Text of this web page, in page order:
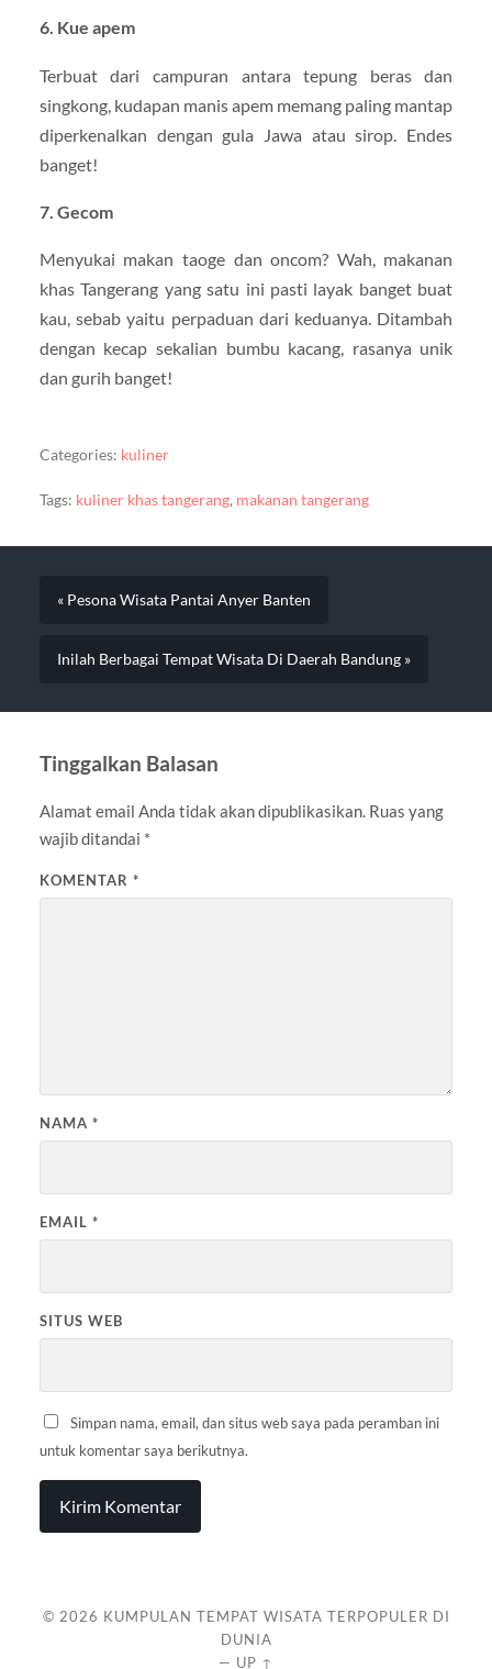
6. Kue apem
Terbuat dari campuran antara tepung beras dan
singkong, kudapan manis apem memang paling mantap
diperkenalkan dengan gula Jawa atau sirop. Endes
banget!
7. Gecom
Menyukai makan taoge dan oncom? Wah, makanan
khas Tangerang yang satu ini pasti layak banget buat
kau, sebab yaitu perpaduan dari keduanya. Ditambah
dengan kecap sekalian bumbu kacang, rasanya unik
dan gurih banget!
Categories: kuliner
Tags: kuliner khas tangerang, makanan tangerang
« Pesona Wisata Pantai Anyer Banten
Inilah Berbagai Tempat Wisata Di Daerah Bandung »
Tinggalkan Balasan
Alamat email Anda tidak akan dipublikasikan. Ruas yang
wajib ditandai *
KOMENTAR *
NAMA *
EMAIL *
SITUS WEB
Simpan nama, email, dan situs web saya pada peramban ini
untuk komentar saya berikutnya.
© 2026 KUMPULAN TEMPAT WISATA TERPOPULER DI
DUNIA
— UP ↑